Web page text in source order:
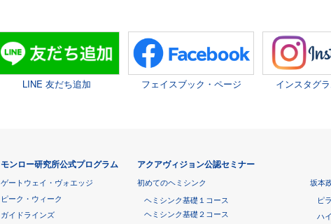
LINE 友だち追加 フェイスブック・ページ インスタグ
モンロー研究所公式プログラム
ゲートウェイ・ヴォエッジ
ピーク・ウィーク
ガイドラインズ
アクアヴィジョン公認セミナー
初めてのヘミシンク
ヘミシンク基礎１コース
ヘミシンク基礎２コース
坂本
ピ
ハ